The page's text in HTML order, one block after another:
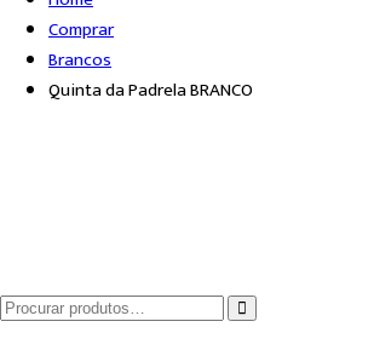
Comprar
Brancos
Quinta da Padrela BRANCO